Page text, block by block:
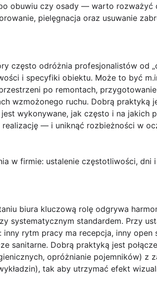
obuwiu czy osady — warto rozważyć
pielęgnacja oraz usuwanie
często odróżnia profesjonalistów od
i specyfiki obiektu. Może to być
po remontach,
wzmożonego ruchu. Dobrą praktyką
wykonywane, jak często i na jakich
— i uniknąć rozbieżności w
w firmie: ustalenie częstotliwości, dni
biura kluczową rolę odgrywa
systematycznym standardem. Przy
rytm pracy ma recepcja, inny
sanitarne. Dobrą praktyką jest
opróżnianie pojemników) z
tak aby utrzymać efekt